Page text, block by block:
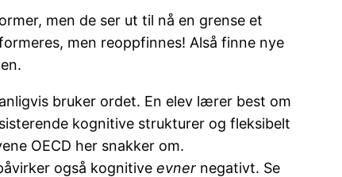
men de ser ut til nå en grense et
men reoppfinnes! Alså finne nye
bruker ordet. En elev lærer best om
kognitive strukturer og fleksibelt
OECD her snakker om.
også kognitive evner negativt. Se